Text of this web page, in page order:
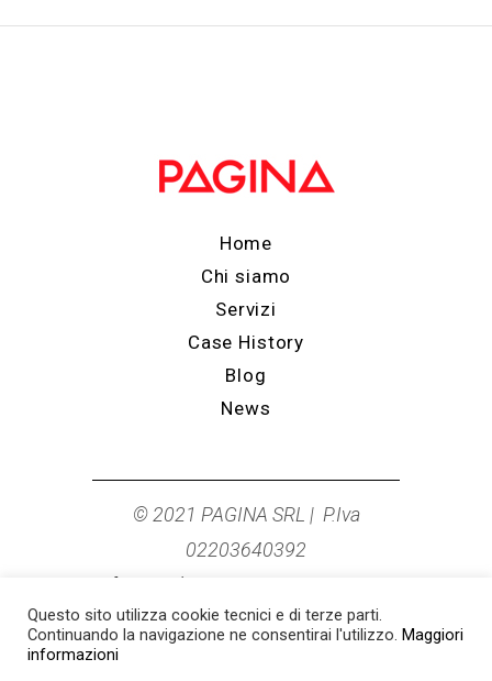
Home
Chi siamo
Servizi
Case History
Blog
News
© 2021 PAGINA SRL | P.Iva
02203640392
info@studiopagina.it
Cookie Policy|Privacy Policy
Questo sito utilizza cookie tecnici e di terze parti.
Continuando la navigazione ne consentirai l'utilizzo. Maggiori
informazioni